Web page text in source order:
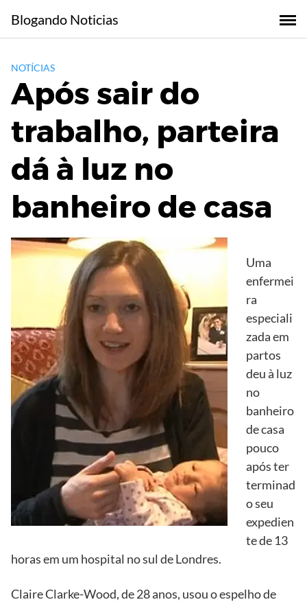
content
Blogando Noticias
NOTÍCIAS
Após sair do
trabalho, parteira
dá à luz no
banheiro de casa
Uma
enfermei
ra
especiali
zada em
partos
deu à luz
no
banheiro
de casa
pouco
após ter
terminad
o seu
expedien
te de 13
horas em um hospital no sul de Londres.
Claire Clarke-Wood, de 28 anos, usou o espelho de